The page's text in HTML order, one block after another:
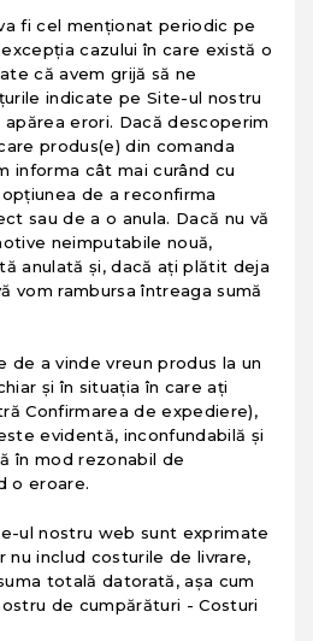
fi cel menţionat periodic pe
cazului în care există o
că avem grijă să ne
indicate pe Site-ul nostru
erori. Dacă descoperim
produs(e) din comanda
informa cât mai curând cu
de a reconfirma
sau de a o anula. Dacă nu vă
neimputabile nouă,
anulată şi, dacă aţi plătit deja
vom rambursa întreaga sumă
de a vinde vreun produs la un
şi în situaţia în care aţi
Confirmarea de expediere),
evidentă, inconfundabilă şi
în mod rezonabil de
o eroare.
ul nostru web sunt exprimate
nu includ costurile de livrare,
totală datorată, aşa cum
de cumpărături - Costuri